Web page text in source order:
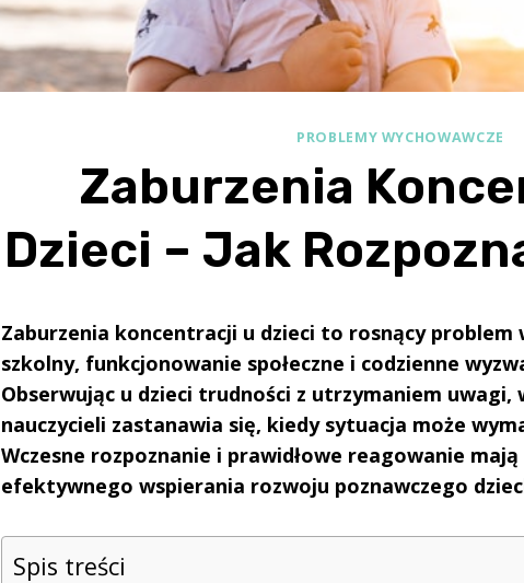
PROBLEMY WYCHOWAWCZE
Zaburzenia
Dzieci – Jak
Zaburzenia koncentracji u dzieci to rosnący problem
szkolny, funkcjonowanie społeczne i codzienne
Obserwując u dzieci trudności z utrzymaniem uwagi,
nauczycieli zastanawia się, kiedy sytuacja może
Wczesne rozpoznanie i prawidłowe reagowanie
efektywnego wspierania rozwoju poznawczego
Spis treści